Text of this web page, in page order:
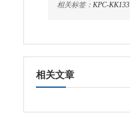
相关标签： KPC-KK133
相关文章